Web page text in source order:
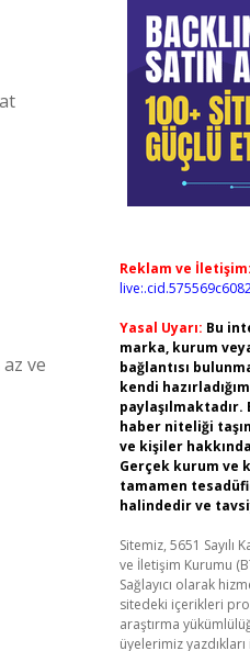
ve
Reklam ve İletişim:
Yasal Uyarı: Bu
marka, kurum
bağlantısı
kendi
haber niteliği
ve kişiler
Gerçek kurum ve
tamamen
halindedir ve
Sitemiz, 5651 Sayılı
ve İletişim Kurumu
Sağlayıcı olarak
sitedeki içerikleri
araştırma
üyelerimiz